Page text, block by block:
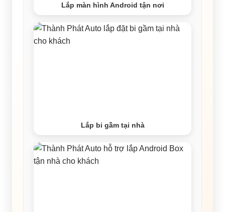
Lắp màn hình Android tận nơi
Lắp bi gầm tại nhà